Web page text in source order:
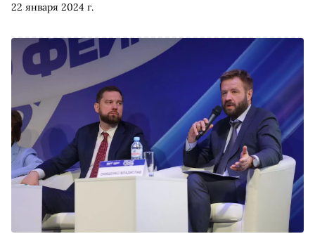
22 января 2024 г.
Светлана Чупшева рассказала «Снобу» о том, какие
конкурсанты, почему торговые сети и маркетплейсы
заинтересованы в российских брендах и чему стоит
научиться отечественным производителям в первую